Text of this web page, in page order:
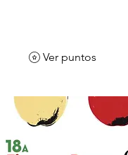
Ver puntos